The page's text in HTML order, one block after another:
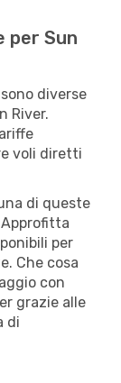
per Sun
diverse
River.
voli diretti
di queste
per
Che cosa
con
grazie alle
di